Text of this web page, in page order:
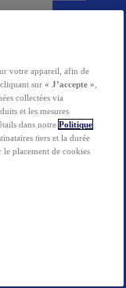
votre appareil, afin de
sur « J’accepte »
collectées via
et les mesures
dans notre Politique
tiers et la durée
le placement de cookies